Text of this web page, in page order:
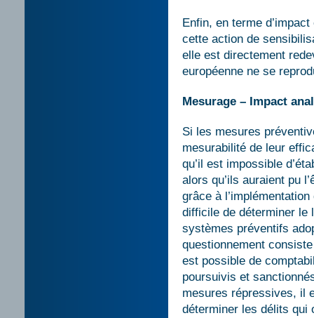
Enfin, en terme
cette action de
elle est directement
européenne ne se
Mesurage – Impact
Si les mesures
mesurabilité de leur
qu’il est impossible
alors qu’ils auraient pu
grâce à
difficile de déterminer le
systèmes préventifs
questionnement
est possible de
poursuivis et
mesures répressives, il
déterminer les délits qui